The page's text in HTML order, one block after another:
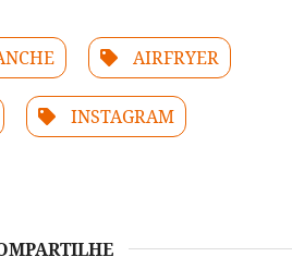
AIRFRYER
INSTAGRAM